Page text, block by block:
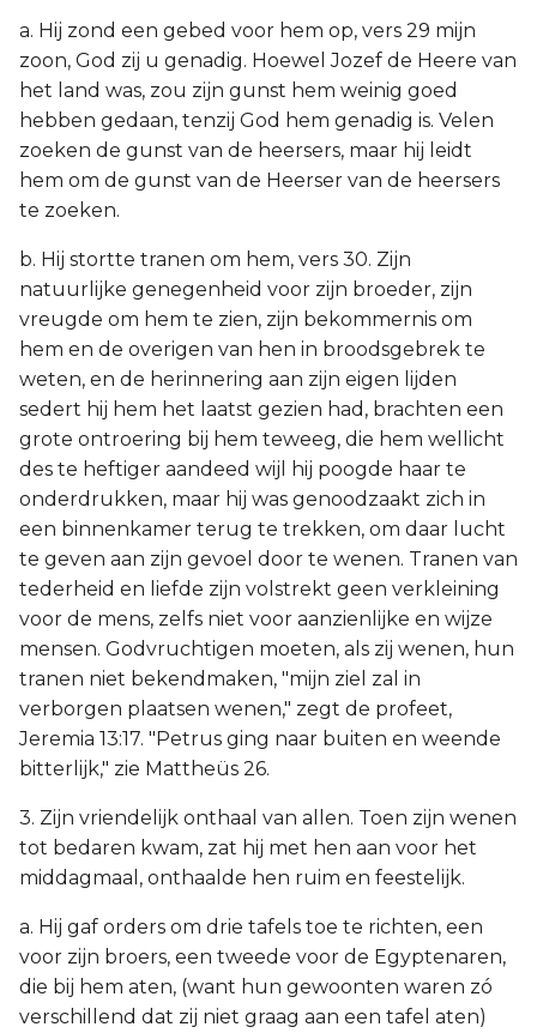
a. Hij zond een gebed voor hem op, vers 29 mijn
zoon, God zij u genadig. Hoewel Jozef de Heere van
het land was, zou zijn gunst hem weinig goed
hebben gedaan, tenzij God hem genadig is. Velen
zoeken de gunst van de heersers, maar hij leidt
hem om de gunst van de Heerser van de heersers
te zoeken.
b. Hij stortte tranen om hem, vers 30. Zijn
natuurlijke genegenheid voor zijn broeder, zijn
vreugde om hem te zien, zijn bekommernis om
hem en de overigen van hen in broodsgebrek te
weten, en de herinnering aan zijn eigen lijden
sedert hij hem het laatst gezien had, brachten een
grote ontroering bij hem teweeg, die hem wellicht
des te heftiger aandeed wijl hij poogde haar te
onderdrukken, maar hij was genoodzaakt zich in
een binnenkamer terug te trekken, om daar lucht
te geven aan zijn gevoel door te wenen. Tranen van
tederheid en liefde zijn volstrekt geen verkleining
voor de mens, zelfs niet voor aanzienlijke en wijze
mensen. Godvruchtigen moeten, als zij wenen, hun
tranen niet bekendmaken, "mijn ziel zal in
verborgen plaatsen wenen," zegt de profeet,
Jeremia 13:17. "Petrus ging naar buiten en weende
bitterlijk," zie Mattheüs 26.
3. Zijn vriendelijk onthaal van allen. Toen zijn wenen
tot bedaren kwam, zat hij met hen aan voor het
middagmaal, onthaalde hen ruim en feestelijk.
a. Hij gaf orders om drie tafels toe te richten, een
voor zijn broers, een tweede voor de Egyptenaren,
die bij hem aten, (want hun gewoonten waren zó
verschillend dat zij niet graag aan een tafel aten)